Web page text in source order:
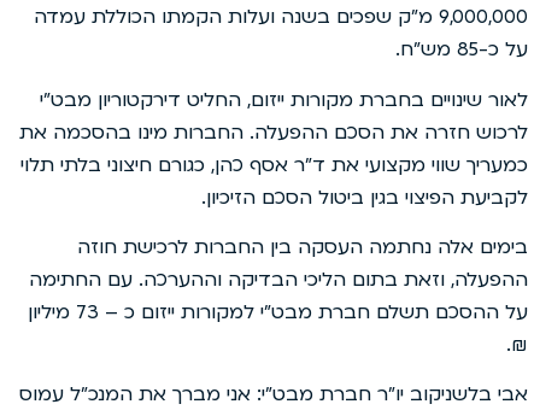
9,000,000 מ”ק שפכים בשנה ועלות הקמתו הכוללת עמדה
על כ-85 מש”ח.
לאור שינויים בחברת מקורות ייזום, החליט דירקטוריון מבט”י
לרכוש חזרה את הסכם ההפעלה. החברות מינו בהסכמה את
כמעריך שווי מקצועי את ד”ר אסף כהן, כגורם חיצוני בלתי תלוי
לקביעת הפיצוי בגין ביטול הסכם הזיכיון.
בימים אלה נחתמה העסקה בין החברות לרכישת חוזה
ההפעלה, וזאת בתום הליכי הבדיקה וההערכה. עם החתימה
על ההסכם תשלם חברת מבט”י למקורות ייזום כ – 73 מיליון
₪.
אבי בלשניקוב יו”ר חברת מבט”י: אני מברך את המנכ”ל עמוס